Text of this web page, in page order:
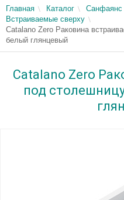
Главная Каталог Санфаянс
Встраиваемые сверху
Catalano Zero Раковина
белый глянцевый
Catalano Zero
под